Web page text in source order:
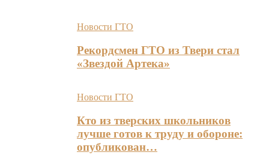
Новости ГТО
Рекордсмен ГТО из Твери стал
«Звездой Артека»
Новости ГТО
Кто из тверских школьников
лучше готов к труду и обороне:
опубликован…